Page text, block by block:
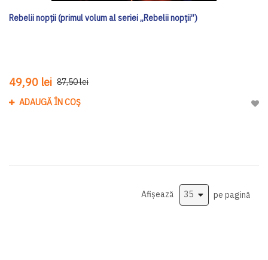
Rebelii nopții (primul volum al seriei „Rebelii nopții”)
49,90 lei 87,50 lei
ADAUGĂ ÎN COȘ
Afișează pe pagină